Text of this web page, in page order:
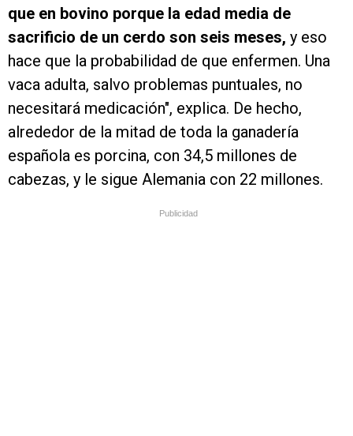
que en bovino porque la edad media de
sacrificio de un cerdo son seis meses, y eso
hace que la probabilidad de que enfermen. Una
vaca adulta, salvo problemas puntuales, no
necesitará medicación", explica. De hecho,
alrededor de la mitad de toda la ganadería
española es porcina, con 34,5 millones de
cabezas, y le sigue Alemania con 22 millones.
Publicidad